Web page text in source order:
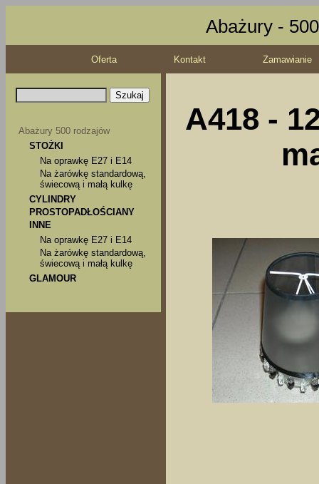
Abażury -
Oferta Kontakt Zamawianie
Abażury 500 rodzajów
STOŻKI
Na oprawkę E27 i E14
Na żarówkę standardową,
świecową i małą kulkę
CYLINDRY
PROSTOPADŁOŚCIANY
INNE
Na oprawkę E27 i E14
Na żarówkę standardową,
świecową i małą kulkę
GLAMOUR
A418 -